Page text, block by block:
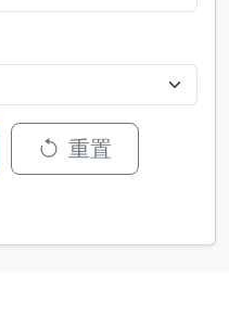
重置